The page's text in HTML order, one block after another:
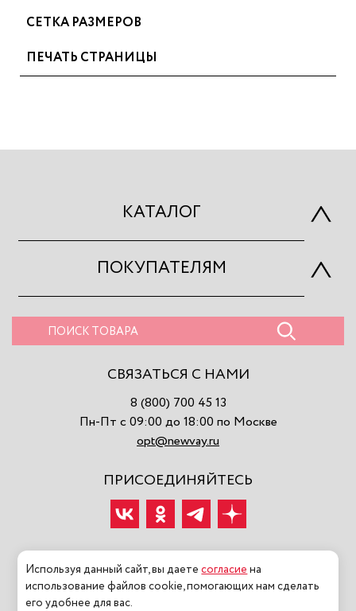
СЕТКА РАЗМЕРОВ
ПЕЧАТЬ СТРАНИЦЫ
КАТАЛОГ
ПОКУПАТЕЛЯМ
СВЯЗАТЬСЯ С НАМИ
8 (800) 700 45 13
Пн-Пт с 09:00 до 18:00 по Москве
opt@newvay.ru
ПРИСОЕДИНЯЙТЕСЬ
2026 ©NEWVAY ООО «МОДНАЯ ИСТОРИЯ» Все права
Используя данный сайт, вы даетесогласие на
использование файлов cookie, помогающих нам сделать
его удобнее для вас.